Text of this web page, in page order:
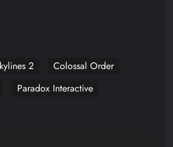
2
Colossal Order
Paradox Interactive